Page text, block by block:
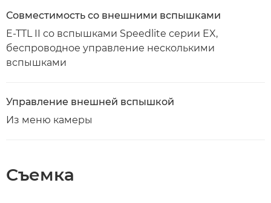
Совместимость со внешними вспышками
E-TTL II со вспышками Speedlite серии EX,
беспроводное управление несколькими
вспышками
Управление внешней вспышкой
Из меню камеры
Съемка